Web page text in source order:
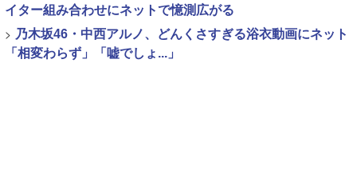
イター組み合わせにネットで憶測広がる
> 乃木坂46・中西アルノ、どんくさすぎる浴衣動画にネット
「相変わらず」「嘘でしょ...」